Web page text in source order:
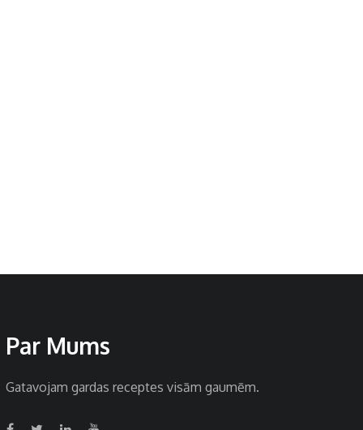
Par Mums
Gatavojam gardas receptes visām gaumēm.